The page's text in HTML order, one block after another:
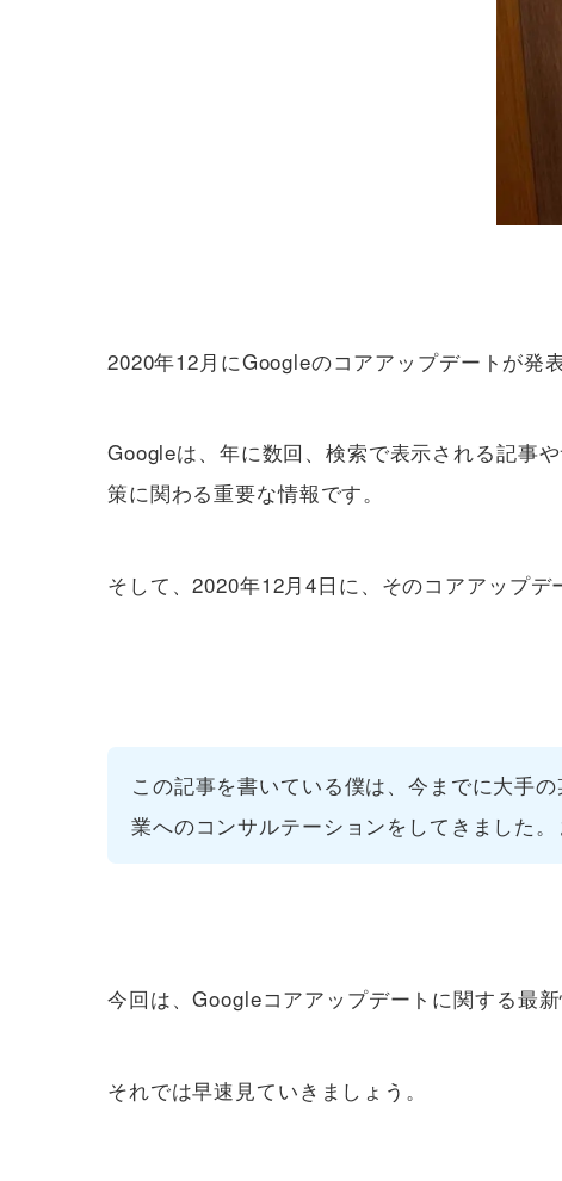
2020年12月にGoogleのコアアップデートが発
Googleは、年に数回、検索で表示される記事
策に関わる重要な情報です。
そして、2020年12月4日に、そのコアアップ
この記事を書いている僕は、今までに大手
業へのコンサルテーションをしてきました
今回は、Googleコアアップデートに関する最
それでは早速見ていきましょう。